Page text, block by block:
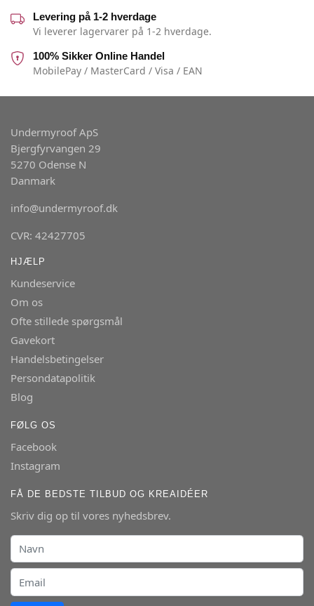
Levering på 1-2 hverdage
Vi leverer lagervarer på 1-2 hverdage.
100% Sikker Online Handel
MobilePay / MasterCard / Visa / EAN
Undermyroof ApS
Bjergfyrvangen 29
5270 Odense N
Danmark
info@undermyroof.dk
CVR: 42427705
HJÆLP
Kundeservice
Om os
Ofte stillede spørgsmål
Gavekort
Handelsbetingelser
Persondatapolitik
Blog
FØLG OS
Facebook
Instagram
FÅ DE BEDSTE TILBUD OG KREAIDÉER
Skriv dig op til vores nyhedsbrev.